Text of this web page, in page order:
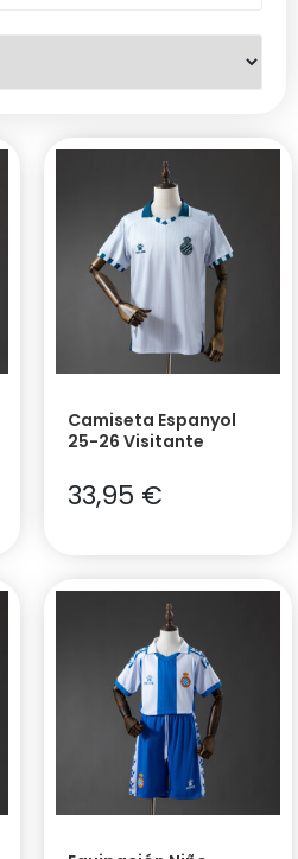
Camiseta Espanyol
25-26 Visitante
33,95 €